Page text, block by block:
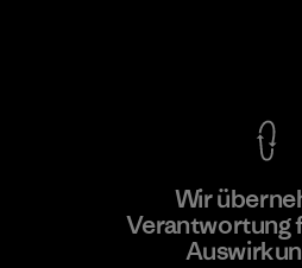
Wir
Verantwortung